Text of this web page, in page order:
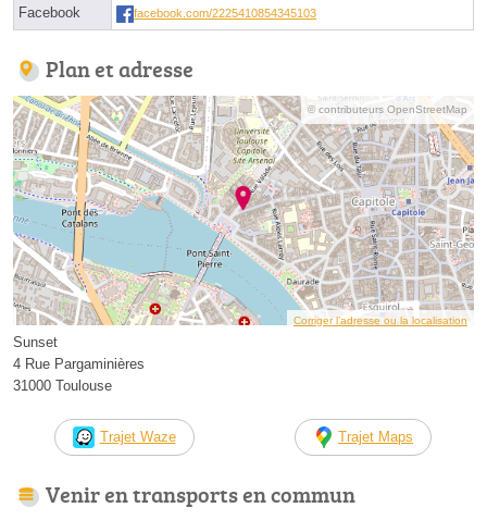
Facebook facebook.com/2225410854345103
Plan et adresse
© contributeurs OpenStreetMap
Corriger l’adresse ou la localisation
Sunset
4 Rue Pargaminières
31000 Toulouse
Trajet Waze Trajet Maps
Venir en transports en commun